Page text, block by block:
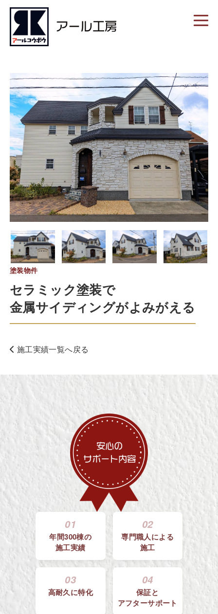
塗装物件
セラミック塗装で
金属サイディングがよみがえる
施工実績一覧へ戻る
01
年間300棟の
施工実績
02
専門職人による
施工
03
高耐久に特化
04
保証と
アフターサポート